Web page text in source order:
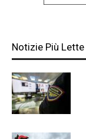
Notizie Più Lette